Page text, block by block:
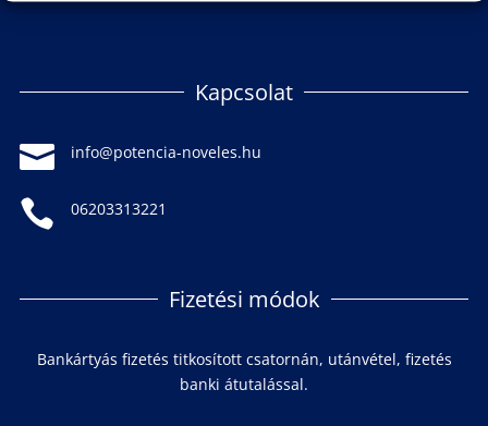
Kapcsolat
 info@potencia-noveles.hu
 06203313221
Fizetési módok
Bankártyás fizetés titkosított csatornán, utánvétel, fizetés
banki átutalással.